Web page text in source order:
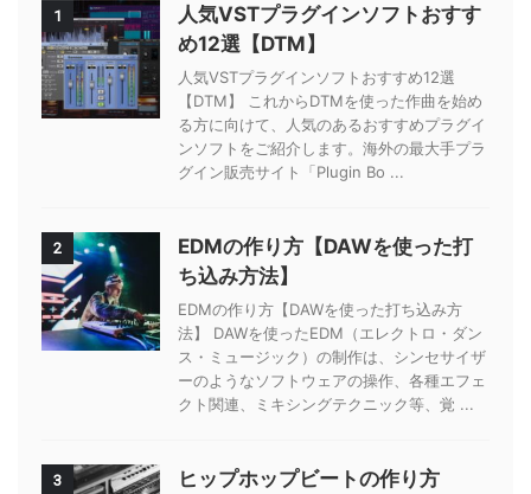
1
人気VSTプラグインソフトおすす
め12選【DTM】
人気VSTプラグインソフトおすすめ12選
【DTM】 これからDTMを使った作曲を始め
る方に向けて、人気のあるおすすめプラグイ
ンソフトをご紹介します。海外の最大手プラ
グイン販売サイト「Plugin Bo ...
2
EDMの作り方【DAWを使った打
ち込み方法】
EDMの作り方【DAWを使った打ち込み方
法】 DAWを使ったEDM（エレクトロ・ダン
ス・ミュージック）の制作は、シンセサイザ
ーのようなソフトウェアの操作、各種エフェ
クト関連、ミキシングテクニック等、覚 ...
3
ヒップホップビートの作り方